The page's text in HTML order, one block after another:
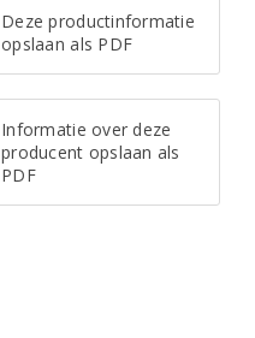
Deze productinformatie
opslaan als PDF
Informatie over deze
producent opslaan als
PDF